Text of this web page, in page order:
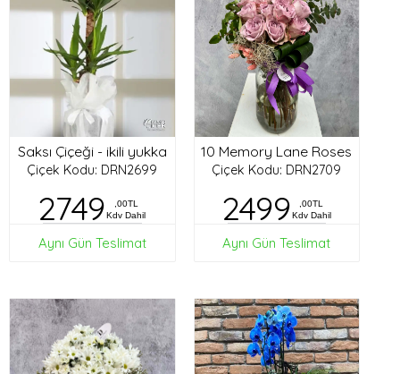
Saksı Çiçeği - ikili yukka
Çiçek Kodu: DRN2699
2749
,00TL
Kdv Dahil
Aynı Gün Teslimat
10 Memory Lane Roses
Çiçek Kodu: DRN2709
2499
,00TL
Kdv Dahil
Aynı Gün Teslimat